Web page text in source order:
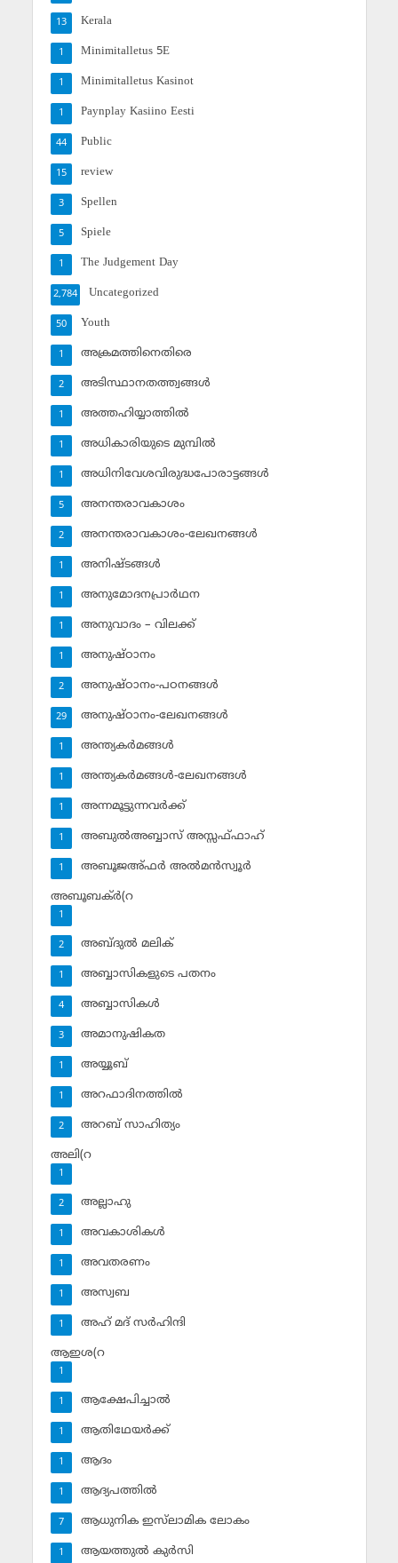
Kerala
13
Minimitalletus 5E
1
Minimitalletus Kasinot
1
Paynplay Kasiino Eesti
1
Public
44
review
15
Spellen
3
Spiele
5
The Judgement Day
1
Uncategorized
2,784
Youth
50
അക്രമത്തിനെതിരെ
1
അടിസ്ഥാനതത്ത്വങ്ങള്‍
2
അത്തഹിയ്യാത്തില്‍
1
അധികാരിയുടെ മുമ്പില്‍
1
അധിനിവേശവിരുദ്ധപോരാട്ടങ്ങള്‍
1
അനന്തരാവകാശം
5
അനന്തരാവകാശം-ലേഖനങ്ങള്‍
2
അനിഷ്ടങ്ങള്‍
1
അനുമോദനപ്രാര്‍ഥന
1
അനുവാദം – വിലക്ക്‌
1
അനുഷ്ഠാനം
1
അനുഷ്ഠാനം-പഠനങ്ങള്‍
2
അനുഷ്ഠാനം-ലേഖനങ്ങള്‍
29
അന്ത്യകര്‍മങ്ങള്‍
1
അന്ത്യകര്‍മങ്ങള്‍-ലേഖനങ്ങള്‍
1
അന്നമൂട്ടുന്നവര്‍ക്ക്
1
അബുല്‍അബ്ബാസ് അസ്സഫ്ഫാഹ്‌
1
അബൂജഅ്ഫര്‍ അല്‍മന്‍സ്വൂര്‍
1
അബൂബക്ര്‍(റ
1
അബ്ദുല്‍ മലിക്‌
2
അബ്ബാസികളുടെ പതനം
1
അബ്ബാസികള്‍
4
അമാനുഷികത
3
അയ്യൂബ്‌
1
അറഫാദിനത്തില്‍
1
അറബ് സാഹിത്യം
2
അലി(റ
1
അല്ലാഹു
2
അവകാശികള്‍
1
അവതരണം
1
അസ്വബ
1
അഹ് മദ് സര്‍ഹിന്ദി
1
ആഇശ(റ
1
ആക്ഷേപിച്ചാല്‍
1
ആതിഥേയര്‍ക്ക്
1
ആദം
1
ആദ്യപത്തില്‍
1
ആധുനിക ഇസ്‌ലാമിക ലോകം
7
ആയത്തുല്‍ കുര്‍സി
1